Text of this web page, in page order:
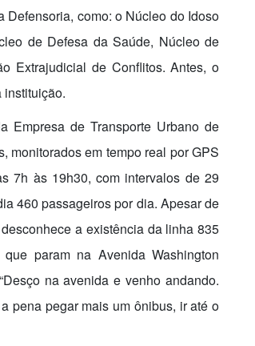
como: o Núcleo do Idoso
de Defesa da Saúde, Núcleo de
Extrajudicial de Conflitos. Antes, o
instituição.
Empresa de Transporte Urbano de
monitorados em tempo real por GPS
7h às 19h30, com intervalos de 29
460 passageiros por dia. Apesar de
a existência da linha 835
param na Avenida Washington
na avenida e venho andando.
pena pegar mais um ônibus, ir até o